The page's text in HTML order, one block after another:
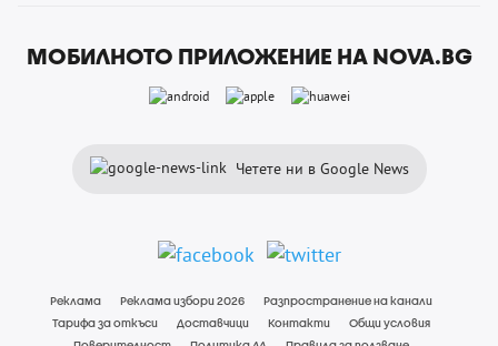
МОБИЛНОТО ПРИЛОЖЕНИЕ НА NOVA.BG
Четете ни в Google News
Реклама Реклама избори 2026
Разпространение на канали
Тарифа за откъси
Доставчици Контакти
Общи условия